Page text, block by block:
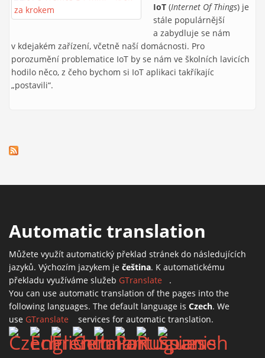
IoT (Internet Of Things) je
stále populárnější
a zabydluje se nám
v kdejakém zařízení, včetně naší domácnosti. Pro
porozumění problematice IoT by se nám ve školních lavicích
hodilo něco, z čeho bychom si IoT aplikaci takříkajíc
„postavili“.
Automatic translation
Můžete využít automatický překlad stránek do následujících
jazyků. Výchozím jazykem je čeština. K automatickému
překladu využíváme služeb GTranslate (link is external)
.
You can use automatic translation of the pages into the
following languages. The default language is Czech. We
use GTranslate (link is external)
services for automatic translation.